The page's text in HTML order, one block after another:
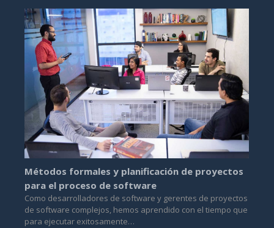
Métodos formales y planificación de proyectos
para el proceso de software
Como desarrolladores de software y gerentes de proyectos
de software complejos, hemos aprendido con el tiempo que
para ejecutar exitosamente…